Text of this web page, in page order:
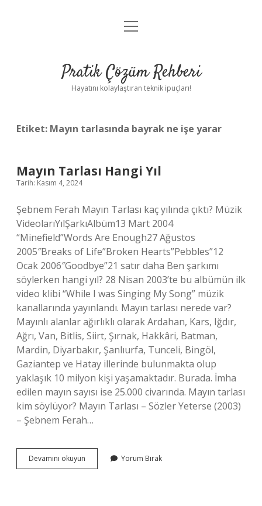
Anasayfa
Yasal Uyarı
menüyü
Pratik Çözüm Rehberi
Hayatını kolaylaştıran teknik ipuçları!
Etiket: Mayın tarlasında bayrak ne işe yarar
Mayın Tarlası Hangi Yıl
Tarih: Kasım 4, 2024
Şebnem Ferah Mayın Tarlası kaç yılında çıktı? Müzik
VideolarıYılŞarkıAlbüm13 Mart 2004
“Minefield”Words Are Enough27 Ağustos
2005″Breaks of Life”Broken Hearts”Pebbles”12
Ocak 2006″Goodbye”21 satır daha Ben şarkımı
söylerken hangi yıl? 28 Nisan 2003’te bu albümün ilk
video klibi “While I was Singing My Song” müzik
kanallarında yayınlandı. Mayın tarlası nerede var?
Mayınlı alanlar ağırlıklı olarak Ardahan, Kars, Iğdır,
Ağrı, Van, Bitlis, Siirt, Şırnak, Hakkâri, Batman,
Mardin, Diyarbakır, Şanlıurfa, Tunceli, Bingöl,
Gaziantep ve Hatay illerinde bulunmakta olup
yaklaşık 10 milyon kişi yaşamaktadır. Burada. İmha
edilen mayın sayısı ise 25.000 civarında. Mayın tarlası
kim söylüyor? Mayın Tarlası – Sözler Yeterse (2003)
– Şebnem Ferah…
Devamını okuyun
Tarlası
Yorum Bırak